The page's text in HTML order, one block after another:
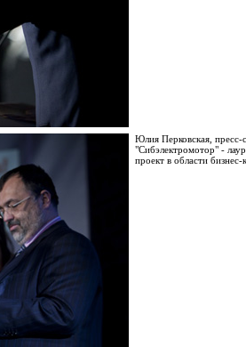
Юлия Перковская, пресс-
"Сибэлектромотор" -
проект в области